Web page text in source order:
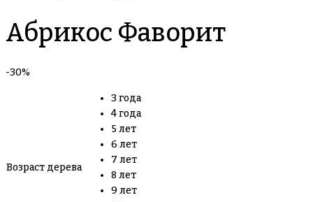
Абрикос Фаворит
-30%
Возраст дерева
3 года
4 года
5 лет
6 лет
7 лет
8 лет
9 лет